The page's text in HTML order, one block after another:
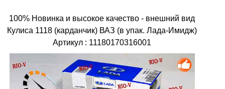
100% Новинка и высокое качество - внешний вид
Кулиса 1118 (карданчик) ВАЗ (в упак. Лада-Имидж)
Артикул : 11180170316001